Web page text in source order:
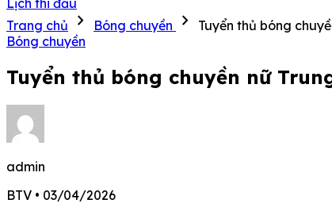
Trang chủ
chevron_right Bóng chuyền chevron_right
Tuyển thủ bóng
Bóng chuyền
Tuyển thủ bóng chuyền nữ
admin
BTV • 03/04/2026